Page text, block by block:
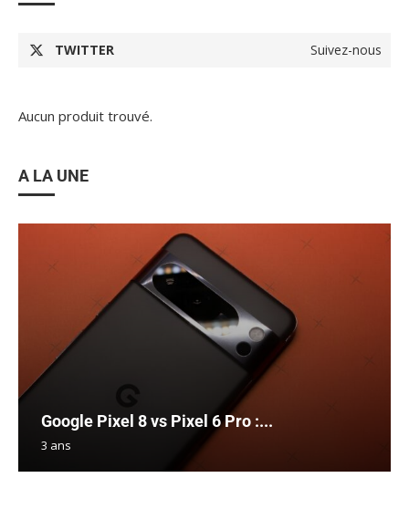
TWITTER Suivez-nous
Aucun produit trouvé.
A LA UNE
Google Pixel 8 vs Pixel 6 Pro :...
3 ans